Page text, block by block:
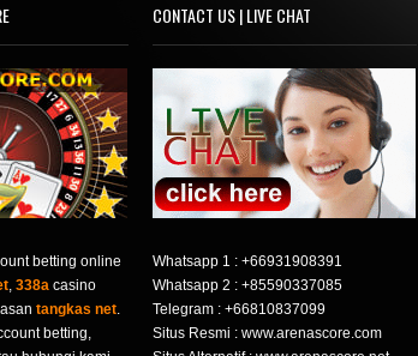
betting online
, 338a casino
tangkas net.
betting,
CONTACT US | LIVE CHAT
Whatsapp 1 : +66931908391
Whatsapp 2 : +85590337085
Telegram : +66810837099
Situs Resmi : www.arenascore.com